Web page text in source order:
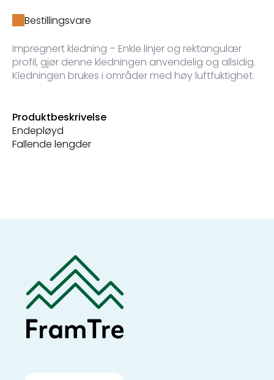
Bestillingsvare
Impregnert kledning – Enkle linjer og rektangulær
profil, gjør denne kledningen anvendelig og allsidig.
Kledningen brukes i områder med høy luftfuktighet.
Produktbeskrivelse
Endepløyd
Fallende lengder